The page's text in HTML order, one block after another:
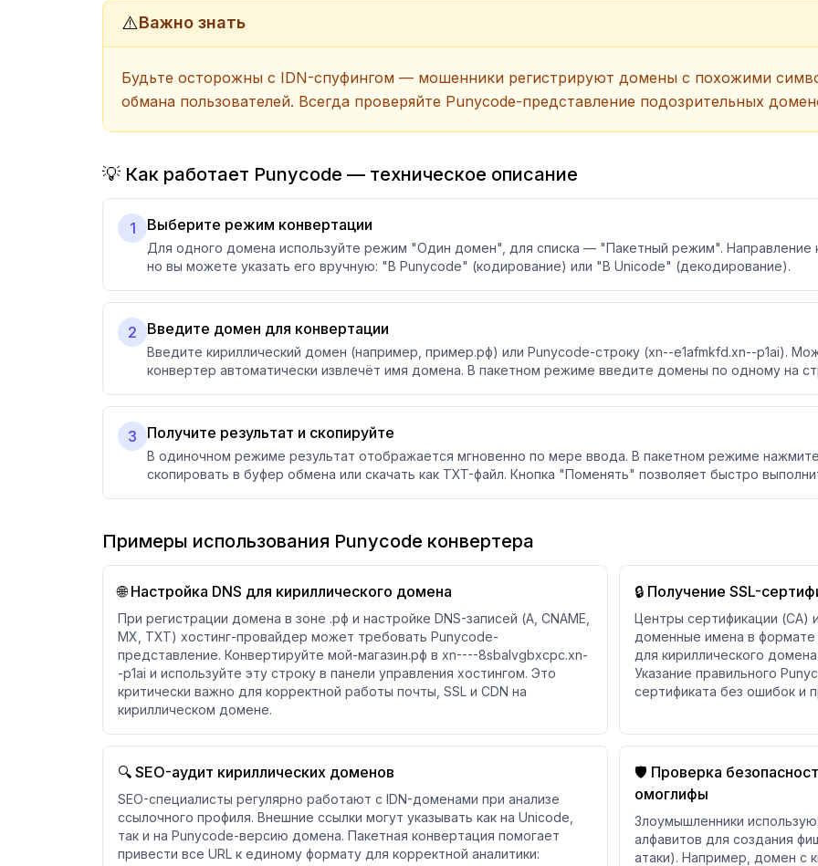
⚠️Важно знать
Будьте осторожны с IDN-спуфингом — мошенники регистрируют домены с похожими
обмана пользователей. Всегда проверяйте Punycode-представление подозрительных
💡 Как работает Punycode — техническое описание
1 Выберите режим конвертации
Для одного домена используйте режим "Один домен", для списка — "Пакетный режим". Направление
но вы можете указать его вручную: "В Punycode" (кодирование) или "В Unicode" (декодирование).
2 Введите домен для конвертации
Введите кириллический домен (например, пример.рф) или Punycode-строку (xn--e1afmkfd.xn--p1ai).
конвертер автоматически извлечёт имя домена. В пакетном режиме введите домены по одному на
3 Получите результат и скопируйте
В одиночном режиме результат отображается мгновенно по мере ввода. В пакетном режиме
скопировать в буфер обмена или скачать как TXT-файл. Кнопка "Поменять" позволяет быстро
Примеры использования Punycode конвертера
🌐 Настройка DNS для кириллического домена
При регистрации домена в зоне .рф и настройке DNS-записей (A, CNAME,
MX, TXT) хостинг-провайдер может требовать Punycode-
представление. Конвертируйте мой-магазин.рф в xn----8sbalvgbxcpc.xn-
-p1ai и используйте эту строку в панели управления хостингом. Это
критически важно для корректной работы почты, SSL и CDN на
кириллическом домене.
🔒 Получение SSL-
Центры сертификации (CA)
доменные имена в формате
для кириллического
Указание правильного
сертификата без ошибок и
🔍 SEO-аудит кириллических доменов
SEO-специалисты регулярно работают с IDN-доменами при анализе
ссылочного профиля. Внешние ссылки могут указывать как на Unicode,
так и на Punycode-версию домена. Пакетная конвертация помогает
привести все URL к единому формату для корректной аналитики:
🛡️ Проверка
омоглифы
Злоумышленники
алфавитов для создания
атаки). Например, домен с